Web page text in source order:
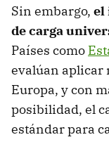
Sin embargo, el
de carga
Países como
evalúan aplicar
Europa, y con
posibilidad, el
estándar para